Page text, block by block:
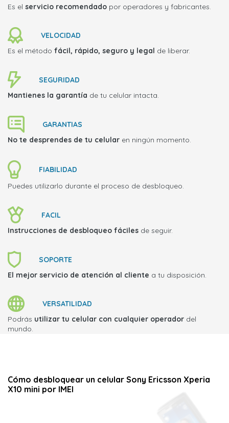
Es el servicio recomendado por operadores y fabricantes.
VELOCIDAD
Es el método fácil, rápido, seguro y legal de liberar.
SEGURIDAD
Mantienes la garantía de tu celular intacta.
GARANTIAS
No te desprendes de tu celular en ningún momento.
FIABILIDAD
Puedes utilizarlo durante el proceso de desbloqueo.
FACIL
Instrucciones de desbloqueo fáciles de seguir.
SOPORTE
El mejor servicio de atención al cliente a tu disposición.
VERSATILIDAD
Podrás utilizar tu celular con cualquier operador del
mundo.
Cómo desbloquear un celular Sony Ericsson Xperia
X10 mini por IMEI